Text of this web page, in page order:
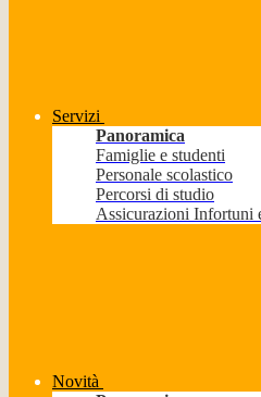
Servizi
Panoramica
Famiglie e studenti
Personale scolastico
Percorsi di studio
Assicurazioni Infortuni
Novità